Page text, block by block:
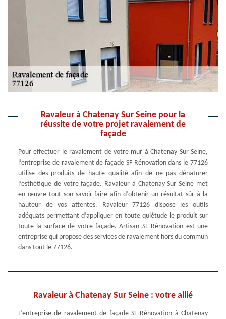
Ravaleur à Chatenay Sur Seine pour la
réussite de votre projet ravalement de
façade
Pour effectuer le ravalement de votre mur à Chatenay Sur Seine,
l’entreprise de ravalement de façade SF Rénovation dans le 77126
utilise des produits de haute qualité afin de ne pas dénaturer
l’esthétique de votre façade. Ravaleur à Chatenay Sur Seine met
en œuvre tout son savoir-faire afin d’obtenir un résultat sûr à la
hauteur de vos attentes. Ravaleur 77126 dispose les outils
adéquats permettant d’appliquer en toute quiétude le produit sur
toute la surface de votre façade. Artisan SF Rénovation est une
entreprise qui propose des services de ravalement hors du commun
dans tout le 77126.
Ravaleur à Chatenay Sur Seine : votre allié
L’entreprise de ravalement de façade SF Rénovation à Chatenay